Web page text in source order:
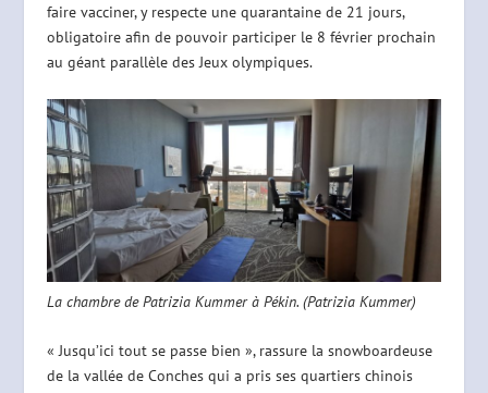
faire vacciner, y respecte une quarantaine de 21 jours,
obligatoire afin de pouvoir participer le 8 février prochain
au géant parallèle des Jeux olympiques.
La chambre de Patrizia Kummer à Pékin. (Patrizia Kummer)
« Jusqu’ici tout se passe bien », rassure la snowboardeuse
de la vallée de Conches qui a pris ses quartiers chinois